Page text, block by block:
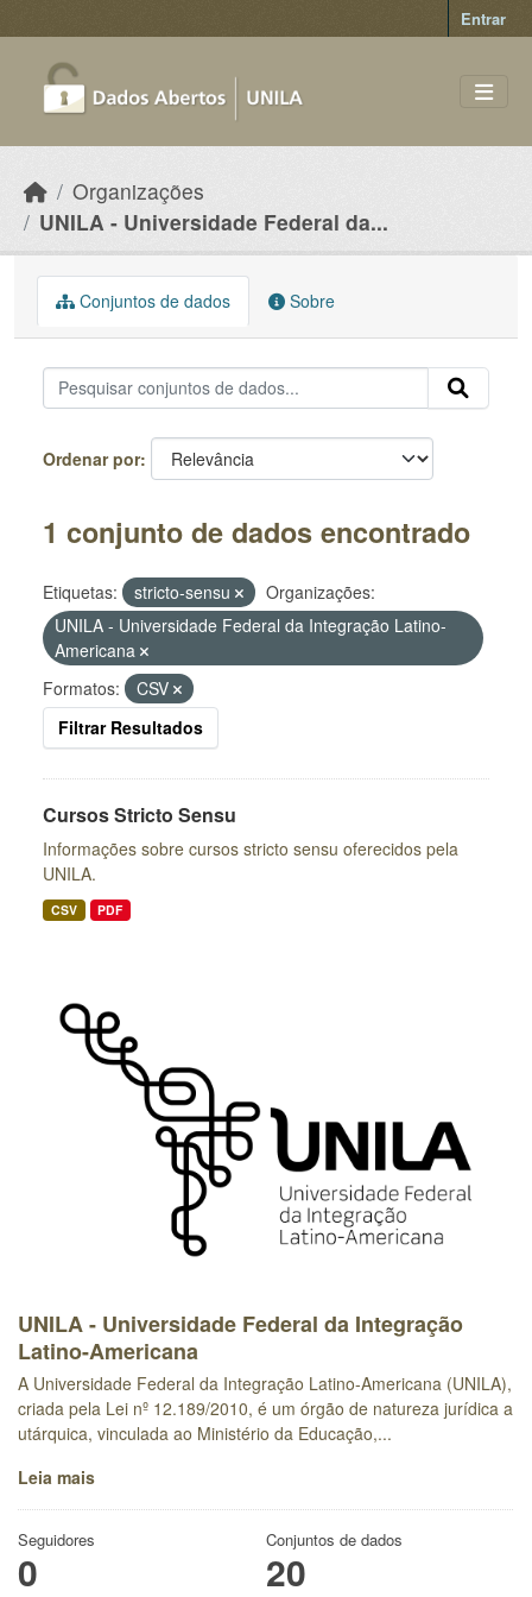
Entrar
Organizações
UNILA - Universidade Federal da...
UNILA - Universidade Federal da Integração
Latino-Americana
A Universidade Federal da Integração Latino-Americana (UNILA),
criada pela Lei nº 12.189/2010, é um órgão de natureza jurídica a
utárquica, vinculada ao Ministério da Educação,...
Leia mais
Seguidores
0
Conjuntos de dados
20
Conjuntos de dados Sobre
Ordenar por
1 conjunto de dados encontrado
Etiquetas: stricto-sensu
Organizações:
UNILA - Universidade Federal da Integração Latino-
Americana
Formatos:
CSV
Filtrar Resultados
Cursos Stricto Sensu
Informações sobre cursos stricto sensu oferecidos pela
UNILA.
CSV PDF